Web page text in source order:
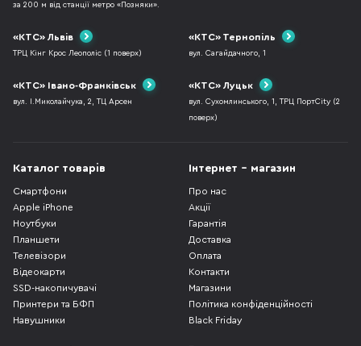
за 200 м від станції метро «Позняки».
«КТС» Львів
ТРЦ Кінг Крос Леополіс (1 поверх)
«КТС» Тернопіль
вул. Сагайдачного, 1
«КТС» Івано-Франківськ
вул. І.Миколайчука, 2, ТЦ Арсен
«КТС» Луцьк
вул. Сухомлинського, 1, ТРЦ ПортCity (2
поверх)
Каталог товарів
Смартфони
Apple iPhone
Ноутбуки
Планшети
Телевізори
Відеокарти
SSD-накопичувачі
Принтери та БФП
Навушники
Інтернет - магазин
Про нас
Акції
Гарантія
Доставка
Оплата
Контакти
Магазини
Політика конфіденційності
Black Friday